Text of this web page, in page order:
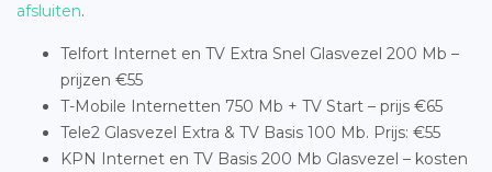
afsluiten.
Telfort Internet en TV Extra Snel Glasvezel 200 Mb –
prijzen €55
T-Mobile Internetten 750 Mb + TV Start – prijs €65
Tele2 Glasvezel Extra & TV Basis 100 Mb. Prijs: €55
KPN Internet en TV Basis 200 Mb Glasvezel – kosten